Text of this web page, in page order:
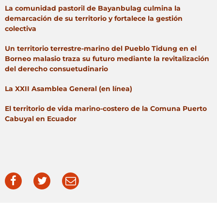
La comunidad pastoril de Bayanbulag culmina la
demarcación de su territorio y fortalece la gestión
colectiva
Un territorio terrestre-marino del Pueblo Tidung en el
Borneo malasio traza su futuro mediante la revitalización
del derecho consuetudinario
La XXII Asamblea General (en línea)
El territorio de vida marino-costero de la Comuna Puerto
Cabuyal en Ecuador